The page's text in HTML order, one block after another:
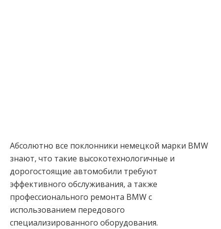
Абсолютно все поклонники немецкой марки BMW
знают, что такие высокотехнологичные и
дорогостоящие автомобили требуют
эффективного обслуживания, а также
профессионального ремонта BMW с
использованием передового
специализированного оборудования.